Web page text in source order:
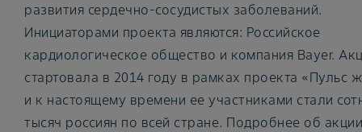
развития сердечно-сосудистых заболеваний.
Инициаторами проекта являются: Российское
кардиологическое общество и компания Bayer.
стартовала в 2014 году в рамках проекта «Пульс
и к настоящему времени ее участниками стали
тысяч россиян по всей стране. Подробнее об